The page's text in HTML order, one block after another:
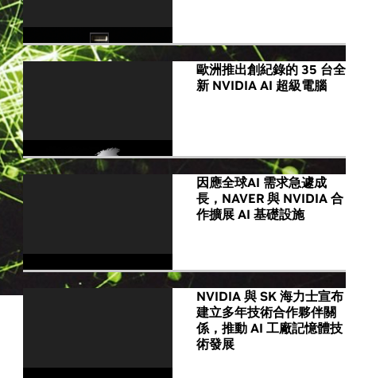
歐洲推出創紀錄的 35 台全
新 NVIDIA AI 超級電腦
因應全球AI 需求急遽成
長，NAVER 與 NVIDIA 合
作擴展 AI 基礎設施
NVIDIA 與 SK 海力士宣布
建立多年技術合作夥伴關
係，推動 AI 工廠記憶體技
術發展